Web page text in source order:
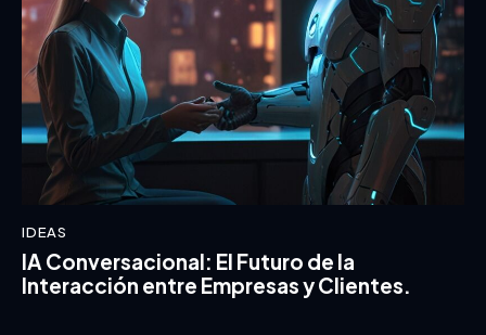
IDEAS
IA Conversacional: El Futuro de la
Interacción entre Empresas y Clientes.